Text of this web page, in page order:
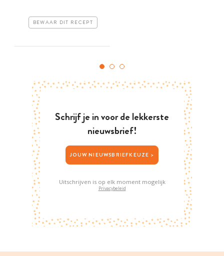
BEWAAR DIT RECEPT
Schrijf je in voor de lekkerste
nieuwsbrief!
JOUW NIEUWSBRIEFKEUZE >
Uitschrijven is op elk moment mogelijk
Privacybeleid